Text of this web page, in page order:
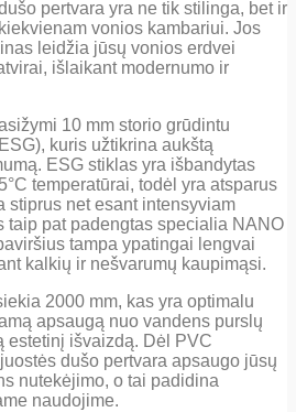
pertvara yra ne tik stilinga, bet ir
vonios kambariui. Jos
leidžia jūsų vonios erdvei
išlaikant modernumo ir
10 mm storio grūdintu
kuris užtikrina aukštą
ESG stiklas yra išbandytas
temperatūrai, todėl yra atsparus
stiprus net esant intensyviam
taip pat padengtas specialia NANO
tampa ypatingai lengvai
kalkių ir nešvarumų kaupimąsi.
2000 mm, kas yra optimalu
apsaugą nuo vandens purslų
estetinį išvaizdą. Dėl PVC
dušo pertvara apsaugo jūsų
nutekėjimo, o tai padidina
naudojime.